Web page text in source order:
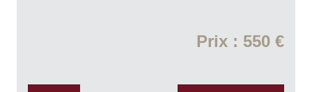
Prix : 550 €